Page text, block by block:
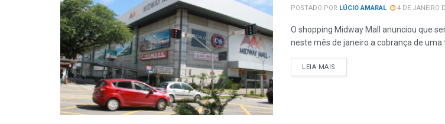
POSTADO POR LÚCIO AMARAL 4 DE JANEIRO
O shopping Midway Mall anunciou que
neste mês de janeiro a cobrança de uma
LEIA MAIS